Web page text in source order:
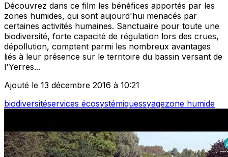
Découvrez dans ce film les bénéfices apportés par les
zones humides, qui sont aujourd'hui menacés par
certaines activités humaines. Sanctuaire pour toute une
biodiversité, forte capacité de régulation lors des crues,
dépollution, comptent parmi les nombreux avantages
liés à leur présence sur le territoire du bassin versant de
l'Yerres...
Ajouté le 13 décembre 2016 à 10:21
biodiversitéservices écosystémiquessyagezone humide